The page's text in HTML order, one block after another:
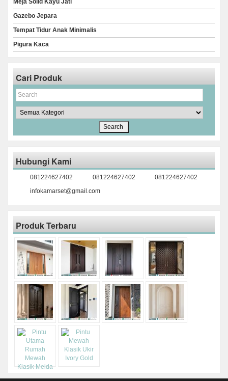
Meja Solid Kayu Jati
Gazebo Jepara
Tempat Tidur Anak Minimalis
Pigura Kaca
Cari Produk
Hubungi Kami
081224627402 081224627402
081224627402
infokamarset@gmail.com
Produk Terbaru